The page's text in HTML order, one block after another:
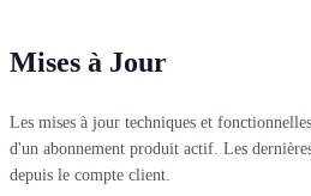
Mises à Jour
Les mises à jour techniques et
d'un abonnement produit actif. Les
depuis le compte client.